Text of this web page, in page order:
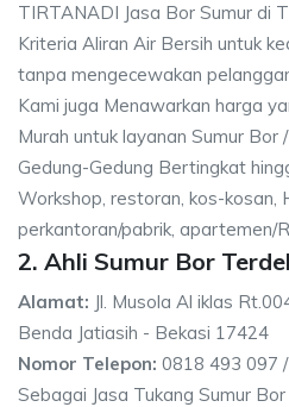
TIRTANADI Jasa Bor Sumur di
Kriteria Aliran Air Bersih untuk
tanpa mengecewakan
Kami juga Menawarkan harga
Murah untuk layanan Sumur Bor
Gedung-Gedung Bertingkat
Workshop, restoran, kos-kosan,
perkantoran/pabrik, apartemen/
2. Ahli Sumur Bor
Alamat: Jl. Musola Al iklas
Benda Jatiasih - Bekasi 17424
Nomor Telepon: 0818 493 097
Sebagai Jasa Tukang Sumur